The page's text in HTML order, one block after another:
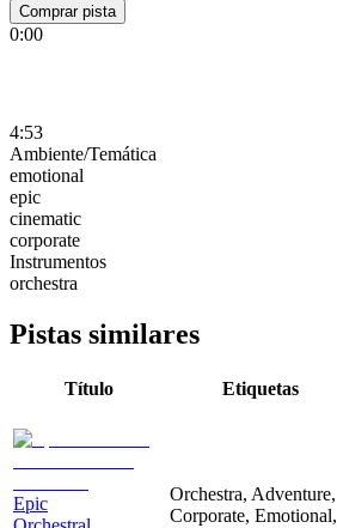
Comprar pista
0:00
4:53
Ambiente/Temática
emotional
epic
cinematic
corporate
Instrumentos
orchestra
Pistas similares
Título Etiquetas
Epic
Orchestra, Adventure,
Corporate, Emotional,